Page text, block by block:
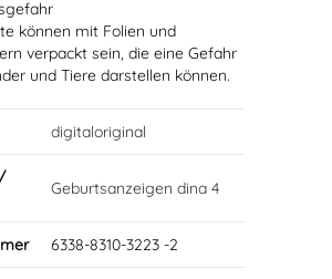
können mit Folien und
verpackt sein, die eine Gefahr
und Tiere darstellen können.
digitaloriginal
Geburtsanzeigen dina 4
6338-8310-3223 -2